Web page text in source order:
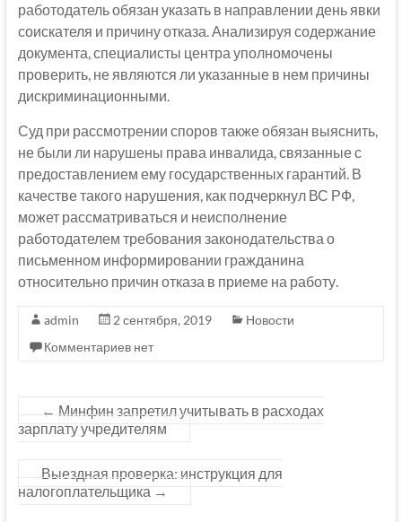
работодатель обязан указать в направлении день явки
соискателя и причину отказа. Анализируя содержание
документа, специалисты центра уполномочены
проверить, не являются ли указанные в нем причины
дискриминационными.
Суд при рассмотрении споров также обязан выяснить,
не были ли нарушены права инвалида, связанные с
предоставлением ему государственных гарантий. В
качестве такого нарушения, как подчеркнул ВС РФ,
может рассматриваться и неисполнение
работодателем требования законодательства о
письменном информировании гражданина
относительно причин отказа в приеме на работу.
admin 2 сентября, 2019
Новости
Комментариев нет
← Минфин запретил учитывать в расходах
зарплату учредителям
Выездная проверка: инструкция для
налогоплательщика →